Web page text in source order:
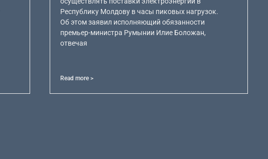
Республику Молдову в часы пиковых нагрузок.
Об этом заявил исполняющий обязанности
премьер-министра Румынии Илие Боложан,
отвечая
Read more >